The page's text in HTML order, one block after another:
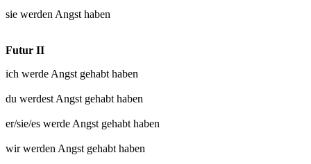
sie werden Angst haben
Futur II
ich werde Angst gehabt haben
du werdest Angst gehabt haben
er/sie/es werde Angst gehabt haben
wir werden Angst gehabt haben